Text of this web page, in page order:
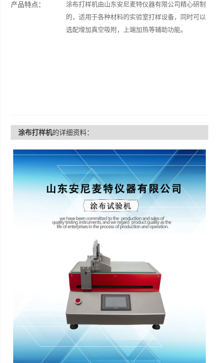
产品特点：
涂布打样机由山东安尼麦特仪器有限公司精心研制
的，适用于各种材料的实验室打样设备，同时可以
选配增加真空吸附，上端加热等辅助功能。
涂布打样机的详细资料：